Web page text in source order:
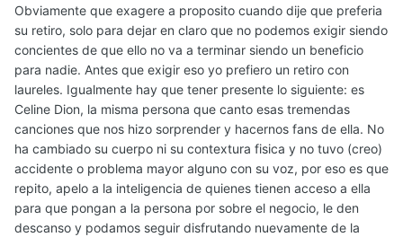
Obviamente que exagere a proposito cuando dije que preferia
su retiro, solo para dejar en claro que no podemos exigir siendo
concientes de que ello no va a terminar siendo un beneficio
para nadie. Antes que exigir eso yo prefiero un retiro con
laureles. Igualmente hay que tener presente lo siguiente: es
Celine Dion, la misma persona que canto esas tremendas
canciones que nos hizo sorprender y hacernos fans de ella. No
ha cambiado su cuerpo ni su contextura fisica y no tuvo (creo)
accidente o problema mayor alguno con su voz, por eso es que
repito, apelo a la inteligencia de quienes tienen acceso a ella
para que pongan a la persona por sobre el negocio, le den
descanso y podamos seguir disfrutando nuevamente de la